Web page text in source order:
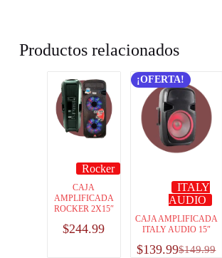
Productos relacionados
Rocker
CAJA
AMPLIFICADA
ROCKER 2X15″
$244.99
¡OFERTA!
ITALY
AUDIO
CAJA AMPLIFICADA
ITALY AUDIO 15″
$149.99
$139.99